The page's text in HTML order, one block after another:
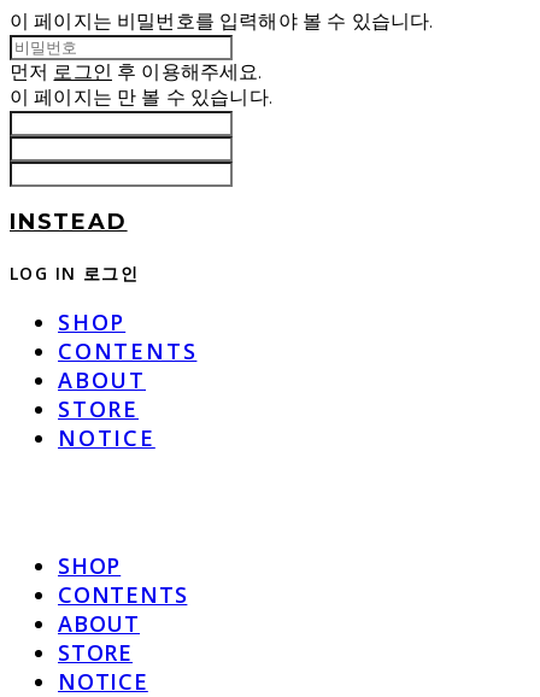
이 페이지는 비밀번호를 입력해야 볼 수 있습니다.
먼저 로그인 후 이용해주세요.
이 페이지는 만 볼 수 있습니다.
INSTEAD
LOG IN 로그인
SHOP
CONTENTS
ABOUT
STORE
NOTICE
SHOP
CONTENTS
ABOUT
STORE
NOTICE